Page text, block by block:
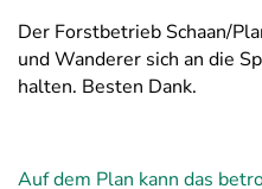
Der Forstbetrieb Schaan/
und Wanderer sich an die
halten. Besten Dank.
Auf dem Plan kann das